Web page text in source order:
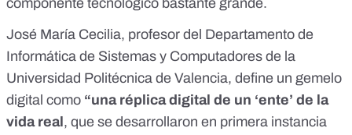
componente tecnológico bastante grande.
José María Cecilia, profesor del Departamento de
Informática de Sistemas y Computadores de la
Universidad Politécnica de Valencia, define un gemelo
digital como “una réplica digital de un ‘ente’ de la
vida real , que se desarrollaron en primera instancia